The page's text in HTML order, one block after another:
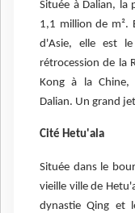
Située à Dalian, la
1,1 million de m².
d'Asie, elle est
rétrocession de la
Kong à la
Dalian. Un grand
Cité Hetu'ala
Située dans le
vieille ville de
dynastie Qing et